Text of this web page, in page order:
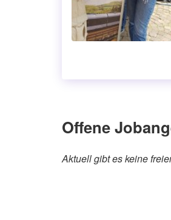
Offene
Aktuell gibt es keine